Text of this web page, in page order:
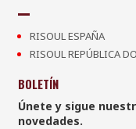
RISOUL ESPAÑA
RISOUL REPÚBLICA
BOLETÍN
Únete y sigue
novedades.